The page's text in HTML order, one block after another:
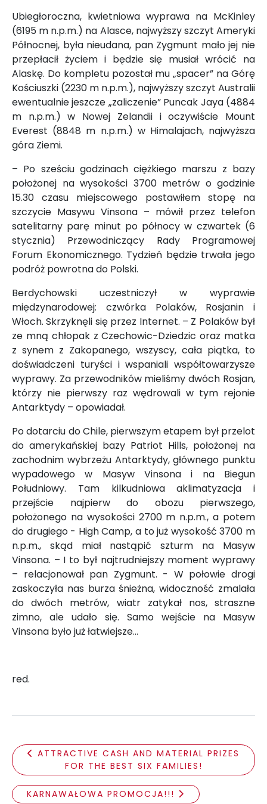
Ubiegłoroczna, kwietniowa wyprawa na McKinley
(6195 m n.p.m.) na Alasce, najwyższy szczyt Ameryki
Północnej, była nieudana, pan Zygmunt mało jej nie
przepłacił życiem i będzie się musiał wrócić na
Alaskę. Do kompletu pozostał mu „spacer” na Górę
Kościuszki (2230 m n.p.m.), najwyższy szczyt Australii
ewentualnie jeszcze „zaliczenie” Puncak Jaya (4884
m n.p.m.) w Nowej Zelandii i oczywiście Mount
Everest (8848 m n.p.m.) w Himalajach, najwyższa
góra Ziemi.
– Po sześciu godzinach ciężkiego marszu z bazy
położonej na wysokości 3700 metrów o godzinie
15.30 czasu miejscowego postawiłem stopę na
szczycie Masywu Vinsona – mówił przez telefon
satelitarny parę minut po północy w czwartek (6
stycznia) Przewodniczący Rady Programowej
Forum Ekonomicznego. Tydzień będzie trwała jego
podróż powrotna do Polski.
Berdychowski uczestniczył w wyprawie
międzynarodowej: czwórka Polaków, Rosjanin i
Włoch. Skrzyknęli się przez Internet. – Z Polaków był
ze mną chłopak z Czechowic-Dziedzic oraz matka
z synem z Zakopanego, wszyscy, cała piątka, to
doświadczeni turyści i wspaniali współtowarzysze
wyprawy. Za przewodników mieliśmy dwóch Rosjan,
którzy nie pierwszy raz wędrowali w tym rejonie
Antarktydy – opowiadał.
Po dotarciu do Chile, pierwszym etapem był przelot
do amerykańskiej bazy Patriot Hills, położonej na
zachodnim wybrzeżu Antarktydy, głównego punktu
wypadowego w Masyw Vinsona i na Biegun
Południowy. Tam kilkudniowa aklimatyzacja i
przejście najpierw do obozu pierwszego,
położonego na wysokości 2700 m n.p.m., a potem
do drugiego - High Camp, a to już wysokość 3700 m
n.p.m., skąd miał nastąpić szturm na Masyw
Vinsona. – I to był najtrudniejszy moment wyprawy
– relacjonował pan Zygmunt. - W połowie drogi
zaskoczyła nas burza śnieżna, widoczność zmalała
do dwóch metrów, wiatr zatykał nos, straszne
zimno, ale udało się. Samo wejście na Masyw
Vinsona było już łatwiejsze…
red.
ATTRACTIVE CASH AND MATERIAL PRIZES
FOR THE BEST SIX FAMILIES!
KARNAWAŁOWA PROMOCJA!!!